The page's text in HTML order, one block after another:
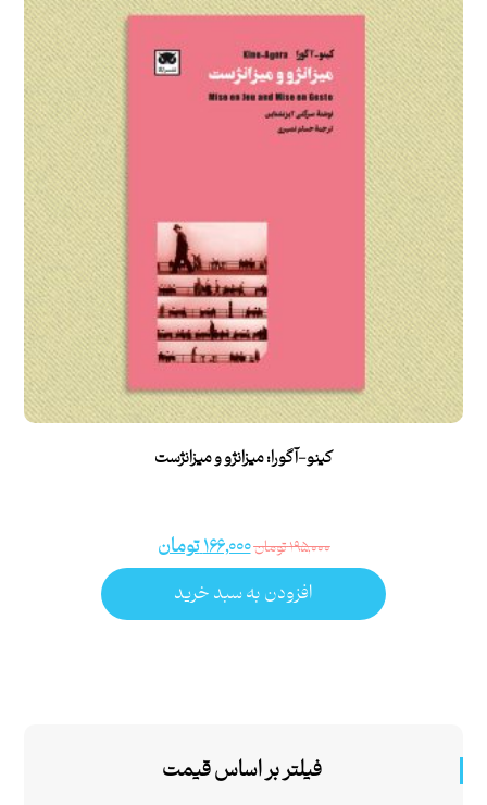
کینو-آگورا: میزانژو و میزانژست
۱۹۵,۰۰۰تومان۱۶۶,۰۰۰تومان
افزودن به سبد خرید
فیلتر بر اساس قیمت